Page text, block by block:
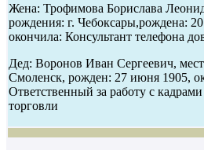
Жена: Трофимова Борислава
рождения: г. Чебоксары,рождена: 20
окончила: Консультант телефона
Дед: Воронов Иван Сергеевич,
Смоленск, рожден: 27 июня 1905,
Ответственный за работу с
торговли